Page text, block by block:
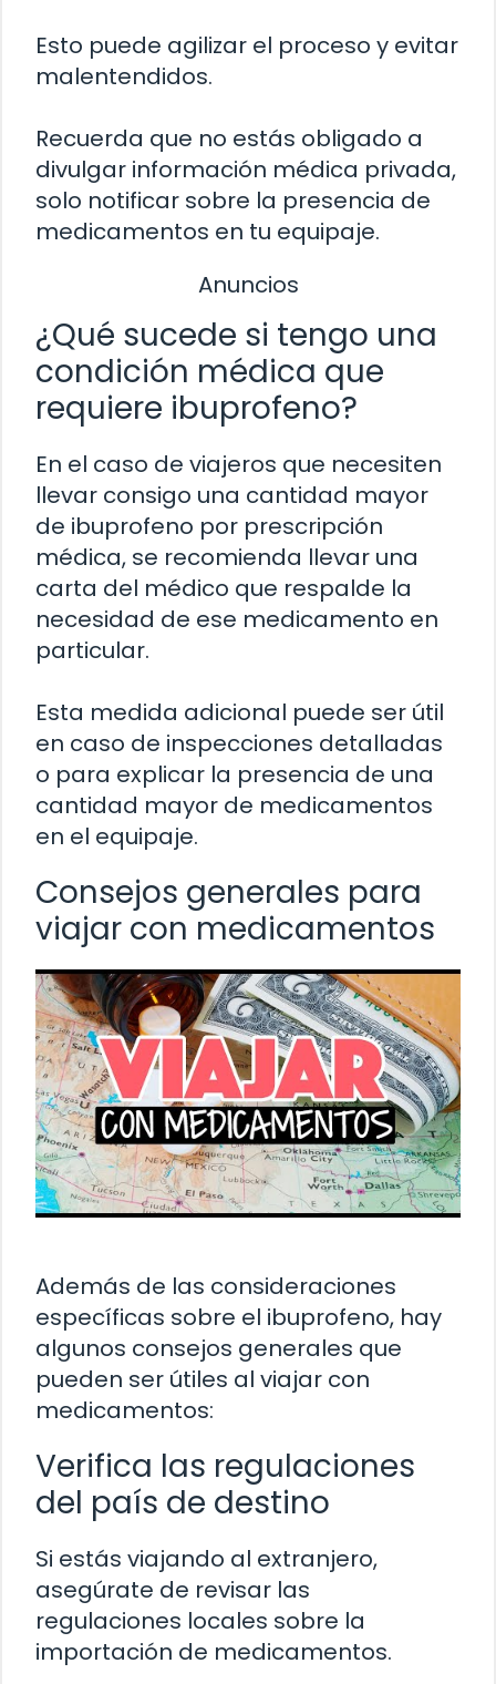
Esto puede agilizar el proceso y evitar
malentendidos.
Recuerda que no estás obligado a
divulgar información médica privada,
solo notificar sobre la presencia de
medicamentos en tu equipaje.
Anuncios
¿Qué sucede si tengo una
condición médica que
requiere ibuprofeno?
En el caso de viajeros que necesiten
llevar consigo una cantidad mayor
de ibuprofeno por prescripción
médica, se recomienda llevar una
carta del médico que respalde la
necesidad de ese medicamento en
particular.
Esta medida adicional puede ser útil
en caso de inspecciones detalladas
o para explicar la presencia de una
cantidad mayor de medicamentos
en el equipaje.
Consejos generales para
viajar con medicamentos
Además de las consideraciones
específicas sobre el ibuprofeno, hay
algunos consejos generales que
pueden ser útiles al viajar con
medicamentos:
Verifica las regulaciones
del país de destino
Si estás viajando al extranjero,
asegúrate de revisar las
regulaciones locales sobre la
importación de medicamentos.